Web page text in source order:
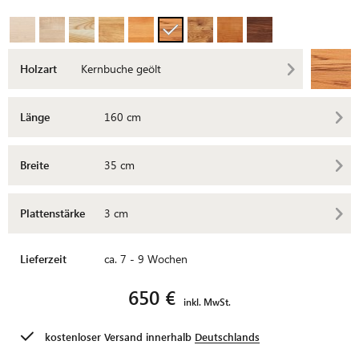
Holzart Kernbuche geölt
Länge 160 cm
Breite 35 cm
Plattenstärke 3 cm
Lieferzeit ca. 7 - 9 Wochen
650 € inkl. MwSt.
kostenloser Versand innerhalb Deutschlands